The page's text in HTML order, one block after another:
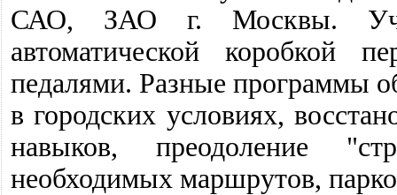
САО, ЗАО г. Москвы.
автоматической коробкой
педалями. Разные программы
в городских условиях,
навыков, преодоление
необходимых маршрутов,